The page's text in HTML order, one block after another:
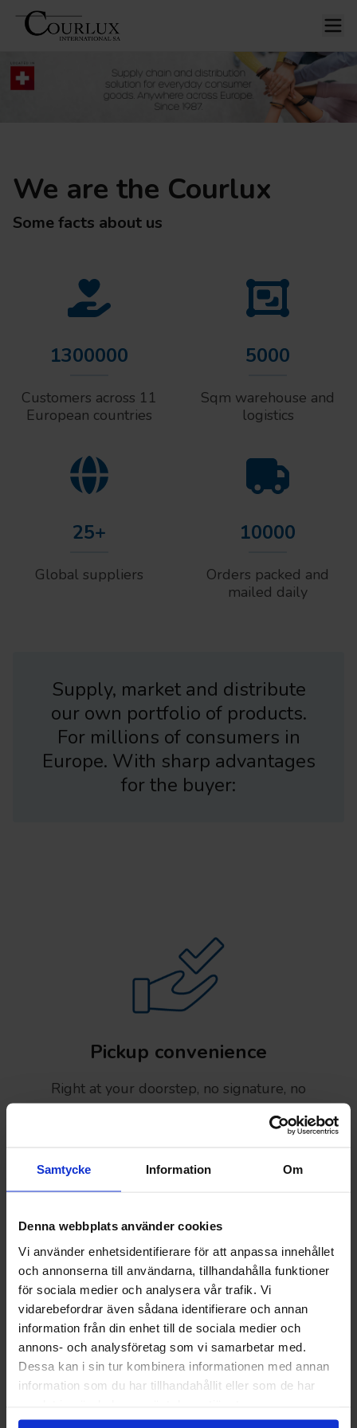
Samtycke Information Om
Denna webbplats använder cookies
Vi använder enhetsidentifierare för att anpassa innehållet
och annonserna till användarna, tillhandahålla funktioner
för sociala medier och analysera vår trafik. Vi
vidarebefordrar även sådana identifierare och annan
information från din enhet till de sociala medier och
annons- och analysföretag som vi samarbetar med.
Dessa kan i sin tur kombinera informationen med annan
information som du har tillhandahållit eller som de har
We are the Courlux
Some facts about us
1300000
Customers across 11
European countries
5000
Sqm warehouse and
logistics
25+
Global suppliers
10000
Orders packed and
mailed daily
Supply, market and distribute
our own portfolio of products.
For millions of consumers in
Europe. With sharp advantages
for the buyer:
Pickup convenience
Right at your doorstep, no signature, no
Delivery convenience
Product delivery frequency adjusted to the
customers needs and wishes.